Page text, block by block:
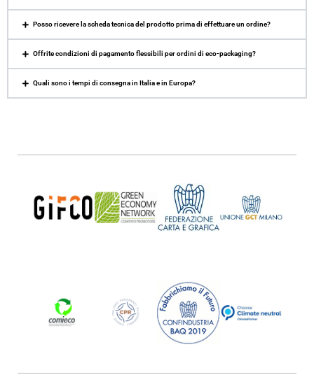
Posso ricevere la scheda tecnica del prodotto prima di effettuare un ordine?
Offrite condizioni di pagamento flessibili per ordini di eco-packaging?
Quali sono i tempi di consegna in Italia e in Europa?